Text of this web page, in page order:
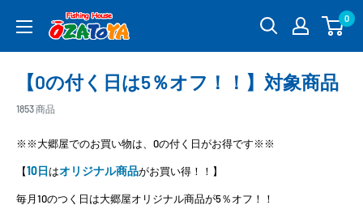
釣
具
販
0
【0の付く日は5％オフ！！】対象商品
1853 商品
※※大郷屋でのお買い物は、0の付く日がお得です※※
【10日はオリジナル商品がお買い得！！】
毎月10のつく日は大郷屋オリジナル商品が5％オフ！！